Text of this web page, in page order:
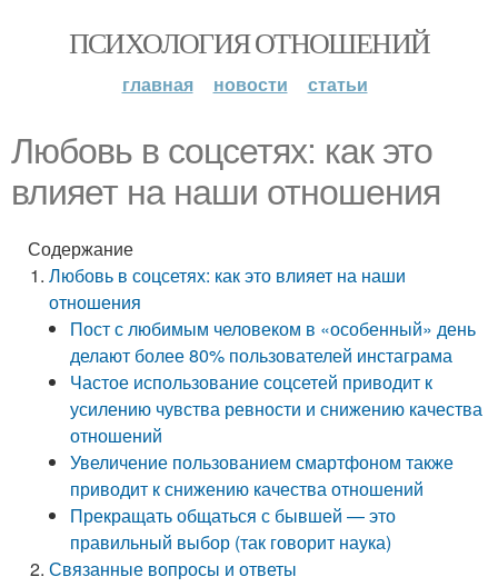
ПСИХОЛОГИЯ ОТНОШЕНИЙ
главная новости статьи
Любовь в соцсетях: как это
влияет на наши отношения
Содержание
Любовь в соцсетях: как это влияет на наши
отношения
Пост с любимым человеком в «особенный» день
делают более 80% пользователей инстаграма
Частое использование соцсетей приводит к
усилению чувства ревности и снижению качества
отношений
Увеличение пользованием смартфоном также
приводит к снижению качества отношений
Прекращать общаться с бывшей — это
правильный выбор (так говорит наука)
Связанные вопросы и ответы